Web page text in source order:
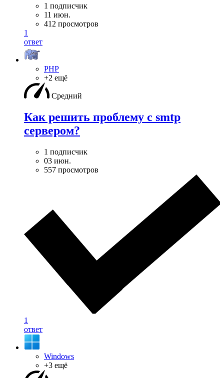
1 подписчик
11 июн.
412 просмотров
1
ответ
PHP
+2 ещё
Средний
Как решить проблему с smtp
сервером?
1 подписчик
03 июн.
557 просмотров
1
ответ
Windows
+3 ещё